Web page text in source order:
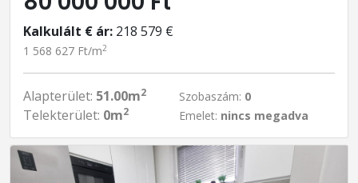
Kalkulált € ár: 218 579 €
1 568 627 Ft/m2
Alapterület: 51.00m2
Telekterület: 0m2
Szobaszám: 0
Emelet: nincs megadva